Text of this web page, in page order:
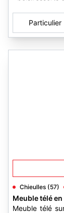
Particulier
Chieulles (57)
Meuble télé en
Meuble télé